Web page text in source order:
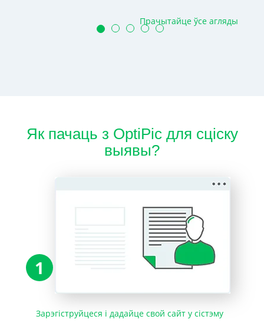
Прачытайце ўсе агляды
Як пачаць з OptiPic для сціску
выявы?
1
Зарэгіструйцеся і дадайце свой сайт у сістэму